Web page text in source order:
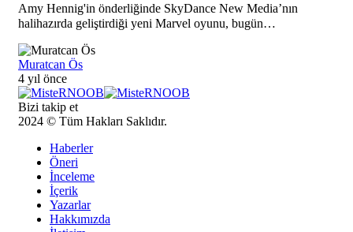
Amy Hennig'in önderliğinde SkyDance New Media’nın
halihazırda geliştirdiği yeni Marvel oyunu, bugün…
Muratcan Ös
4 yıl önce
Bizi takip et
2024 © Tüm Hakları Saklıdır.
Haberler
Öneri
İnceleme
İçerik
Yazarlar
Hakkımızda